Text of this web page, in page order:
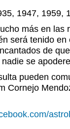
1947, 1959,
más en las
será tenido
de
se
pueden
Cornejo